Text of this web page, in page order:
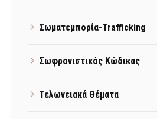
Σωματεμπορία-Trafficking
Σωφρονιστικός Κώδικας
Τελωνειακά Θέματα